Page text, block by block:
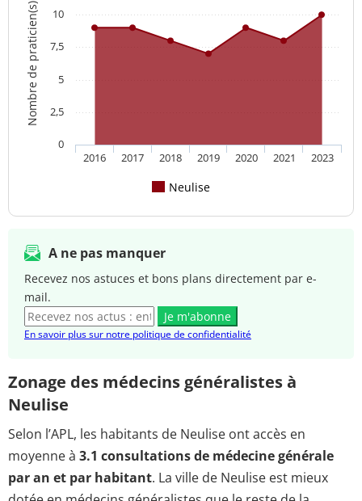
Nombre de praticien(s)
Neulise
2016 2017 2018 2019 2020 2021 2023
0
2,5
5
7,5
10
A ne pas manquer
Recevez nos astuces et bons plans directement par e-
mail.
Je m'abonne
En savoir plus sur notre politique de confidentialité
Zonage des médecins généralistes à
Neulise
Selon l’APL, les habitants de Neulise ont accès en
moyenne à 3.1 consultations de médecine générale
par an et par habitant. La ville de Neulise est mieux